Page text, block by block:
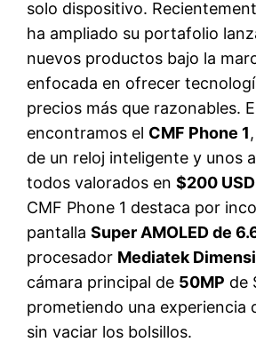
solo dispositivo.
ha ampliado su portafolio
nuevos productos bajo la
enfocada en ofrecer
precios más que razonables.
encontramos el CMF Phone 1
de un reloj inteligente y unos
todos valorados en$200 USD
CMF Phone 1 destaca por
pantallaSuper AMOLED de
procesador Mediatek
cámara principal de 50MP de
prometiendo una experiencia
sin vaciar los bolsillos.